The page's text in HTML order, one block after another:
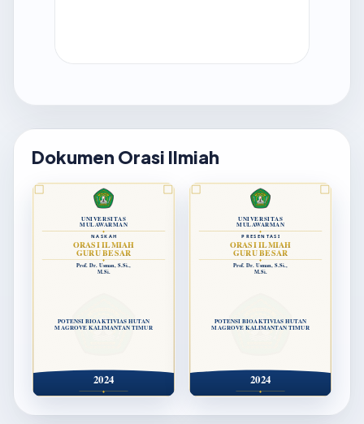
Dokumen Orasi Ilmiah
UNIVERSITAS
MULAWARMAN
NASKAH
ORASI ILMIAH
GURU BESAR
Prof. Dr. Usman, S.Si.,
M.Si.
POTENSI BIOAKTIVIAS HUTAN
MAGROVE KALIMANTAN TIMUR
2024
UNIVERSITAS
MULAWARMAN
PRESENTASI
ORASI ILMIAH
GURU BESAR
Prof. Dr. Usman, S.Si.,
M.Si.
POTENSI BIOAKTIVIAS HUTAN
MAGROVE KALIMANTAN TIMUR
2024